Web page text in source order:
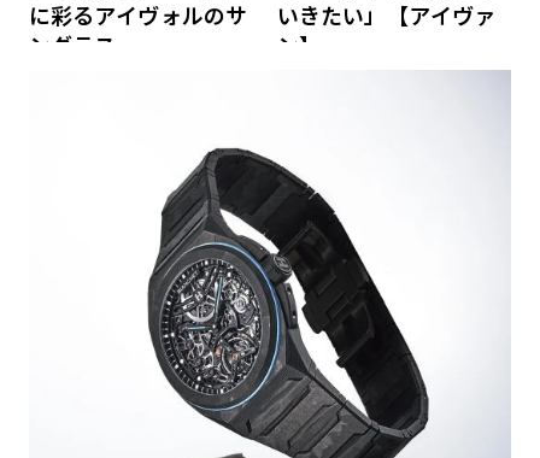
に彩るアイヴォルのサ
ングラス
いきたい」【アイヴァ
ン】